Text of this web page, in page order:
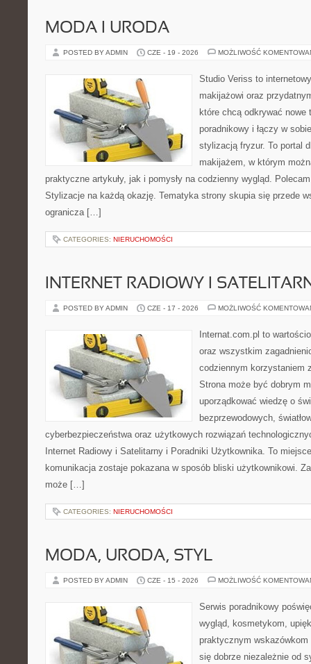
MODA I URODA
POSTED BY ADMIN CZE - 19 - 2026 MOŻLIWOŚĆ
Studio Veriss to
makijażowi oraz
które chcą odkrywać nowe
poradnikowy i łączy w
stylizacją fryzur. To portal
makijażem, w którym
praktyczne artykuły, jak i pomysły na codzienny wygląd.
Stylizacje na każdą okazję. Tematyka strony skupia się przede
ogranicza […]
CATEGORIES: NIERUCHOMOŚCI
INTERNET RADIOWY I
POSTED BY ADMIN CZE - 17 - 2026 MOŻLIWOŚĆ
Internat.com.pl to
oraz wszystkim
codziennym korzystaniem
Strona może być dobrym
uporządkować wiedzę o
bezprzewodowych,
cyberbezpieczeństwa oraz użytkowych rozwiązań
Internet Radiowy i Satelitarny i Poradniki Użytkownika. To
komunikacja zostaje pokazana w sposób bliski użytkownikowi.
może […]
CATEGORIES: NIERUCHOMOŚCI
MODA, URODA, STYL
POSTED BY ADMIN CZE - 15 - 2026 MOŻLIWOŚĆ
Serwis poradnikowy
wygląd, kosmetykom,
praktycznym
się dobrze niezależnie od